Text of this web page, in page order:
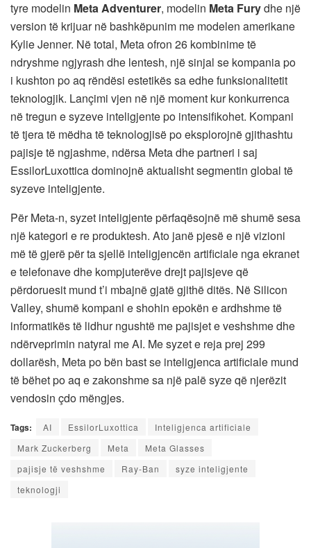
tyre modelin Meta Adventurer, modelin Meta Furydhe një
version të krijuar në bashkëpunim me modelen amerikane
Kylie Jenner. Në total, Meta ofron 26 kombinime të
ndryshme ngjyrash dhe lentesh, një sinjal se kompania po
i kushton po aq rëndësi estetikës sa edhe funksionalitetit
teknologjik. Lançimi vjen në një moment kur konkurrenca
në tregun e syzeve inteligjente po intensifikohet. Kompani
të tjera të mëdha të teknologjisë po eksplorojnë gjithashtu
pajisje të ngjashme, ndërsa Meta dhe partneri i saj
EssilorLuxottica dominojnë aktualisht segmentin global të
syzeve inteligjente.
Për Meta-n, syzet inteligjente përfaqësojnë më shumë sesa
një kategori e re produktesh. Ato janë pjesë e një vizioni
më të gjerë për ta sjellë inteligjencën artificiale nga ekranet
e telefonave dhe kompjuterëve drejt pajisjeve që
përdoruesit mund t’i mbajnë gjatë gjithë ditës. Në Silicon
Valley, shumë kompani e shohin epokën e ardhshme të
informatikës të lidhur ngushtë me pajisjet e veshshme dhe
ndërveprimin natyral me AI. Me syzet e reja prej 299
dollarësh, Meta po bën bast se inteligjenca artificiale mund
të bëhet po aq e zakonshme sa një palë syze që njerëzit
vendosin çdo mëngjes.
Tags: AI EssilorLuxottica
Inteligjenca artificiale
Mark Zuckerberg
Meta
Meta Glasses
pajisje të veshshme
Ray-Ban
syze inteligjente
teknologji